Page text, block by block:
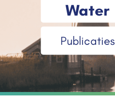
Water
Publicaties